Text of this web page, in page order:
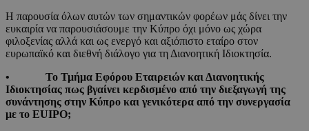
Η παρουσία όλων αυτών των σημαντικών φορέων μάς δίνει την
ευκαιρία να παρουσιάσουμε την Κύπρο όχι μόνο ως χώρα
φιλοξενίας αλλά και ως ενεργό και αξιόπιστο εταίρο στον
ευρωπαϊκό και διεθνή διάλογο για τη Διανοητική Ιδιοκτησία.
• Το Τμήμα Εφόρου Εταιρειών και Διανοητικής
Ιδιοκτησίας πως βγαίνει κερδισμένο από την διεξαγωγή της
συνάντησης στην Κύπρο και γενικότερα από την συνεργασία
με το EUIPO;